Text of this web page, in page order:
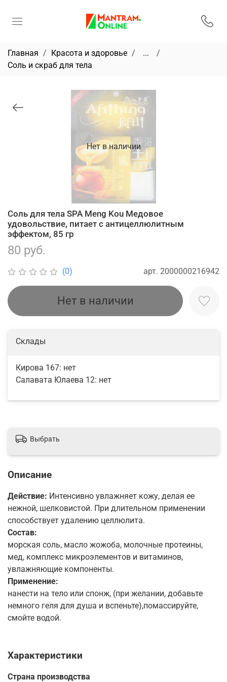
Главная Красота и здоровье
...
Соль и скраб для тела
Нет в наличии
(0) арт. 2000000216942
Соль для тела SPA Meng Kou Медовое
удовольствие, питает с антицеллюлитным
эффектом, 85 гр
80 руб.
Нет в наличии
Склады
Кирова 167: нет
Салавата Юлаева 12: нет
Выбрать
Описание
Действие: Интенсивно увлажняет кожу, делая ее
нежной, шелковистой. При длительном применении
способствует удалению целлюлита.
Состав:
морская соль, масло жожоба, молочные протеины,
мед, комплекс микроэлементов и витаминов,
увлажняющие компоненты.
Применение:
нанести на тело или спонж, (при желании, добавьте
немного геля для душа и вспеньте),помассируйте,
смойте водой.
Характеристики
Страна производства